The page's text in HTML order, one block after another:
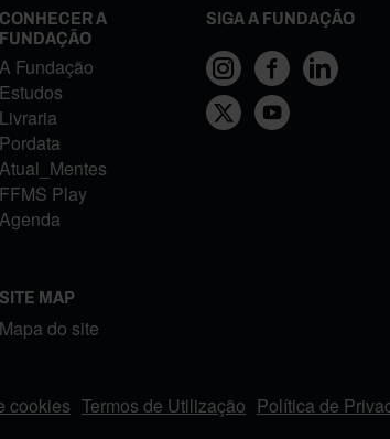
CONHECER A
FUNDAÇÃO
A Fundação
Estudos
Livraria
Pordata
Atual_Mentes
FFMS Play
Agenda
SITE MAP
Mapa do site
SIGA A FUNDAÇÃO
cookies Termos de Utilização Política de